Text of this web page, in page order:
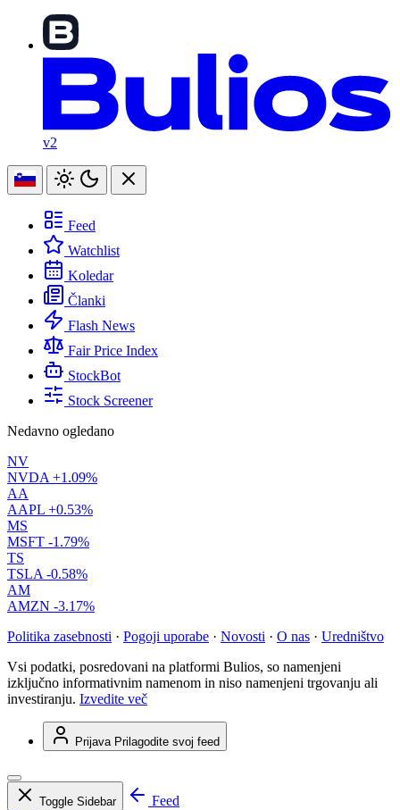
v2
Feed
Watchlist
Koledar
Članki
Flash News
Fair Price Index
StockBot
Stock Screener
Nedavno ogledano
NV
NVDA +1.09%
AA
AAPL +0.53%
MS
MSFT -1.79%
TS
TSLA -0.58%
AM
AMZN -3.17%
Politika zasebnosti · Pogoji uporabe · Novosti · O nas · Uredništvo
Vsi podatki, posredovani na platformi Bulios, so namenjeni
izključno informativnim namenom in niso namenjeni trgovanju ali
investiranju. Izvedite več
Prijava Prilagodite svoj feed
Toggle Sidebar
Feed